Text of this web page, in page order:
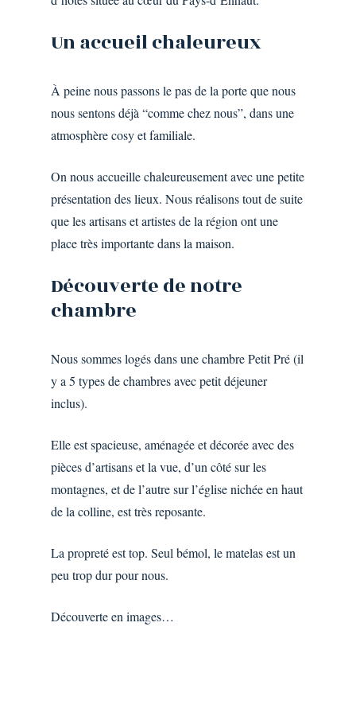
Unaccueilchaleureux
À peine nous passons le pas de la porte que nous
nous sentons déjà “comme chez nous”, dans une
atmosphère cosy et familiale.
On nous accueille chaleureusement avec une petite
présentation des lieux. Nous réalisons tout de suite
que les artisans et artistes de la région ont une
place très importante dans la maison.
Découvertedenotre
chambre
Nous sommes logés dans une chambre Petit Pré (il
y a 5 types de chambres avec petit déjeuner
inclus).
Elle est spacieuse, aménagée et décorée avec des
pièces d’artisans et la vue, d’un côté sur les
montagnes, et de l’autre sur l’église nichée en haut
de la colline, est très reposante.
La propreté est top. Seul bémol, le matelas est un
peu trop dur pour nous.
Découverte en images…